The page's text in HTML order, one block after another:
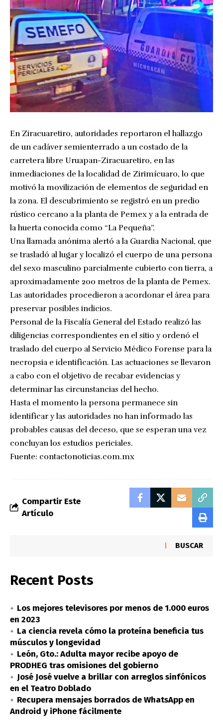
En Ziracuaretiro, autoridades reportaron el hallazgo
de un cadáver semienterrado a un costado de la
carretera libre Uruapan-Ziracuaretiro, en las
inmediaciones de la localidad de Zirimícuaro, lo que
motivó la movilización de elementos de seguridad en
la zona. El descubrimiento se registró en un predio
rústico cercano a la planta de Pemex y a la entrada de
la huerta conocida como “La Pequeña”.
Una llamada anónima alertó a la Guardia Nacional, que
se trasladó al lugar y localizó el cuerpo de una persona
del sexo masculino parcialmente cubierto con tierra, a
aproximadamente 200 metros de la planta de Pemex.
Las autoridades procedieron a acordonar el área para
preservar posibles indicios.
Personal de la Fiscalía General del Estado realizó las
diligencias correspondientes en el sitio y ordenó el
traslado del cuerpo al Servicio Médico Forense para la
necropsia e identificación. Las actuaciones se llevaron
a cabo con el objetivo de recabar evidencias y
determinar las circunstancias del hecho.
Hasta el momento la persona permanece sin
identificar y las autoridades no han informado las
probables causas del deceso, que se esperan una vez
concluyan los estudios periciales.
Fuente: contactonoticias.com.mx
Compartir Este
Artículo
BUSCAR
Recent Posts
Los mejores televisores por menos de 1.000 euros
en 2023
La ciencia revela cómo la proteína beneficia tus
músculos y longevidad
León, Gto.: Adulta mayor recibe apoyo de
PRODHEG tras omisiones del gobierno
José José vuelve a brillar con arreglos sinfónicos
en el Teatro Doblado
Recupera mensajes borrados de WhatsApp en
Android y iPhone fácilmente